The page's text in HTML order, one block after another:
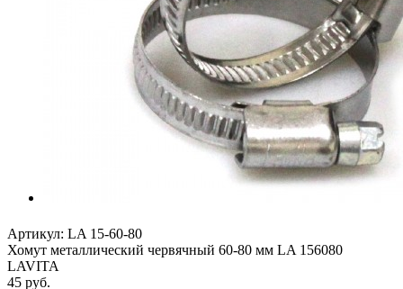
Артикул: LA 15-60-80
Хомут металлический червячный 60-80 мм LA 156080
LAVITA
45 руб.